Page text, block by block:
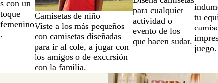
s con un
toque
femenino
.
Camisetas de niño
Viste a los más pequeños
con camisetas diseñadas
para ir al cole, a jugar con
los amigos o de excursión
con la familia.
para cualquier
actividad o
evento de los
que hacen sudar.
tu
juego.